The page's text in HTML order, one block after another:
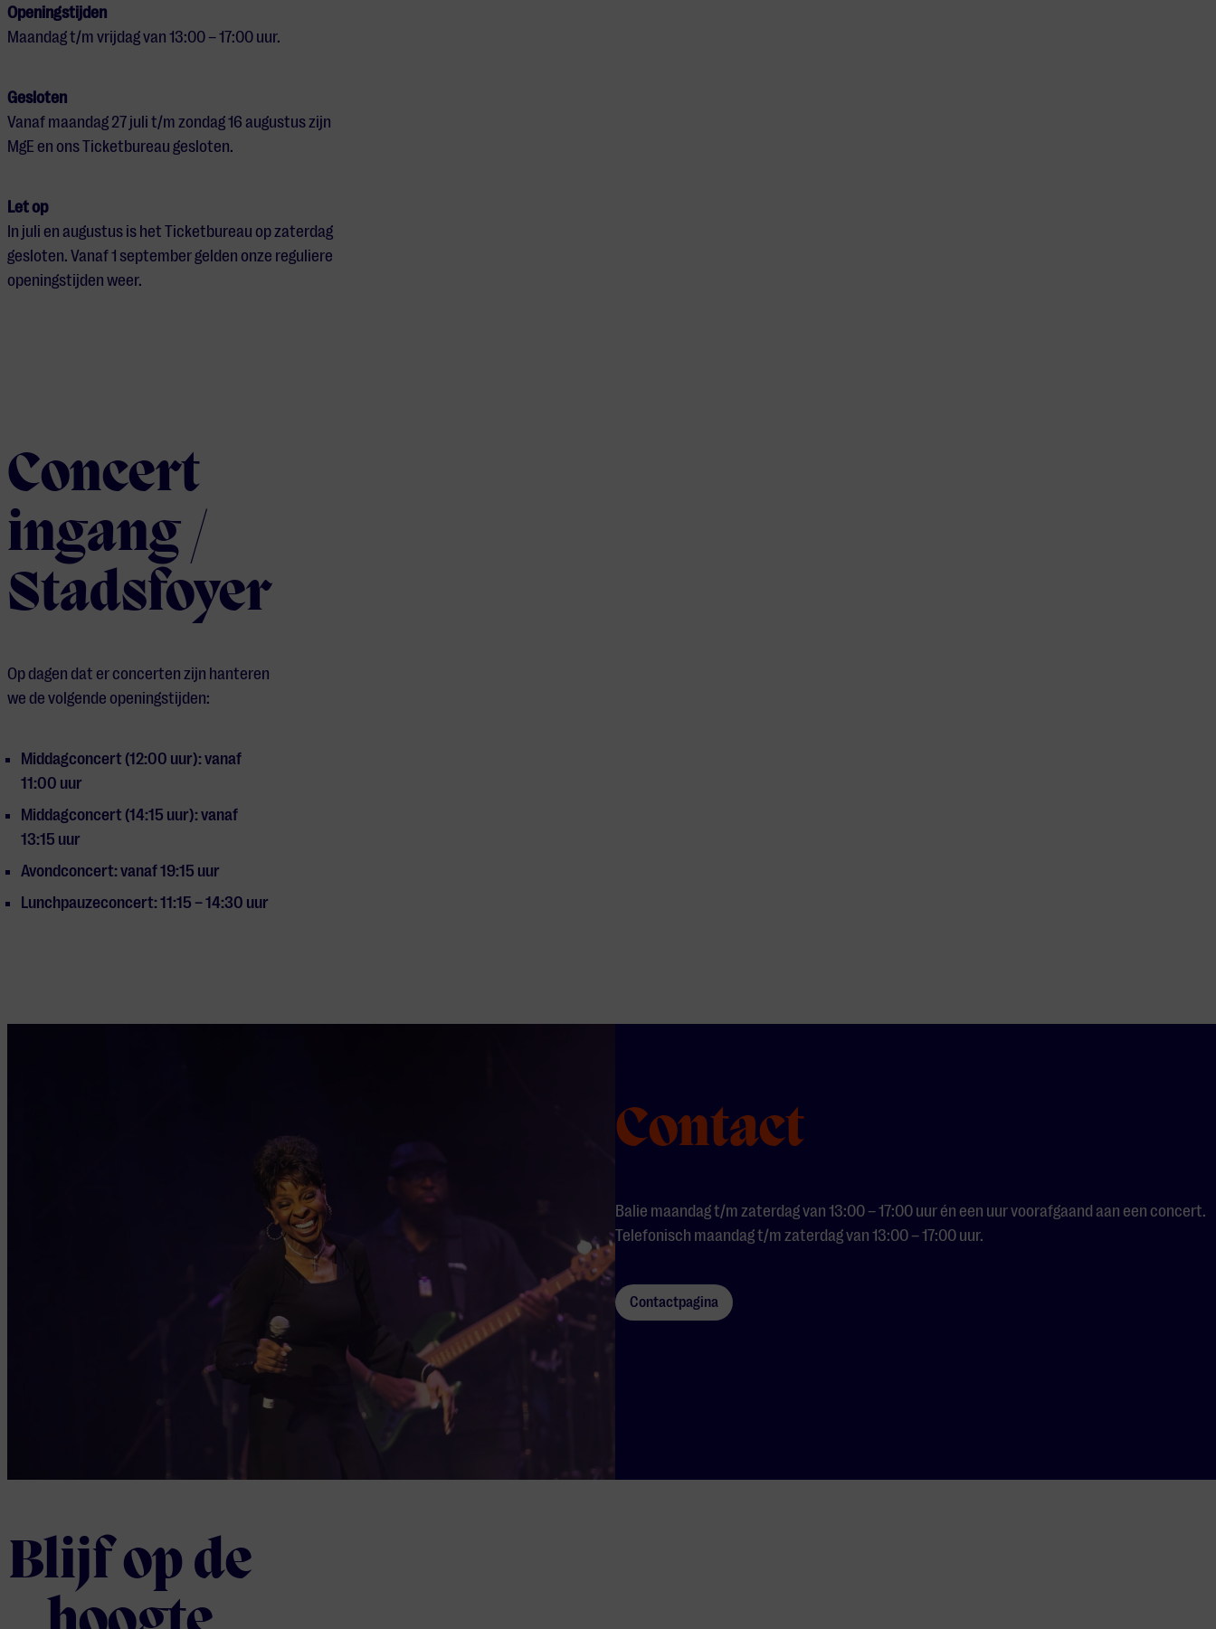
Openingstijden
Maandag t/m vrijdag van 13:00 – 17:00 uur.
Gesloten
Vanaf maandag 27 juli t/m zondag 16 augustus zijn
MgE en ons Ticketbureau gesloten.
Let op
In juli en augustus is het Ticketbureau op zaterdag
gesloten. Vanaf 1 september gelden onze reguliere
openingstijden weer.
Concert
ingang /
Stadsfoyer
Op dagen dat er concerten zijn hanteren
we de volgende openingstijden:
Middagconcert (12:00 uur): vanaf
11:00 uur
Middagconcert (14:15 uur): vanaf
13:15 uur
Avondconcert: vanaf 19:15 uur
Lunchpauzeconcert: 11:15 – 14:30 uur
Contact
Balie maandag t/m zaterdag van 13:00 – 17:00 uur én een uur voorafgaand aan een concert.
Telefonisch maandag t/m zaterdag van 13:00 – 17:00 uur.
Contactpagina
Blijf op de